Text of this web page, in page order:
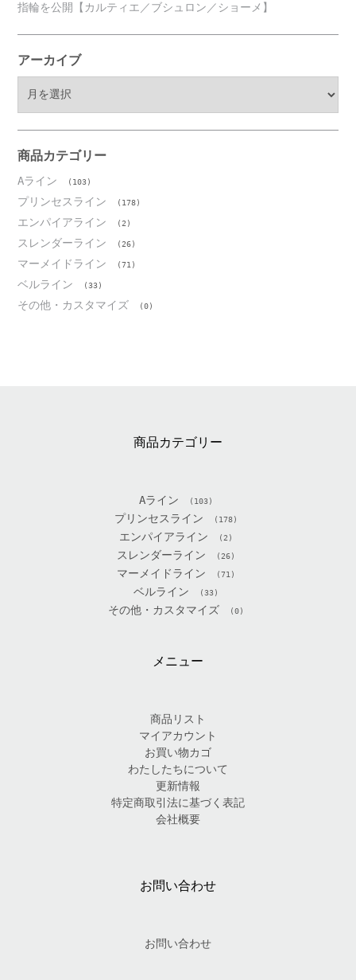
指輪を公開【カルティエ／ブシュロン／ショーメ】
アーカイブ
ブ
商品カテゴリー
Aライン (103)
プリンセスライン (178)
エンパイアライン (2)
スレンダーライン (26)
マーメイドライン (71)
ベルライン (33)
その他・カスタマイズ (0)
商品カテゴリー
Aライン (103)
プリンセスライン (178)
エンパイアライン (2)
スレンダーライン (26)
マーメイドライン (71)
ベルライン (33)
その他・カスタマイズ (0)
メニュー
商品リスト
マイアカウント
お買い物カゴ
わたしたちについて
更新情報
特定商取引法に基づく表記
会社概要
お問い合わせ
お問い合わせ